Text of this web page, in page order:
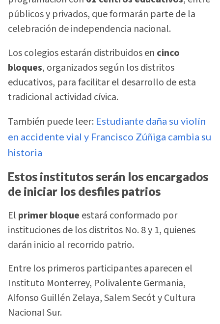
públicos y privados, que formarán parte de la
celebración de independencia nacional.
Los colegios estarán distribuidos en cinco
bloques, organizados según los distritos
educativos, para facilitar el desarrollo de esta
tradicional actividad cívica.
También puede leer: Estudiante daña su violín
en accidente vial y Francisco Zúñiga cambia su
historia
Estos institutos serán los encargados
de iniciar los desfiles patrios
El primer bloque estará conformado por
instituciones de los distritos No. 8 y 1, quienes
darán inicio al recorrido patrio.
Entre los primeros participantes aparecen el
Instituto Monterrey, Polivalente Germania,
Alfonso Guillén Zelaya, Salem Secót y Cultura
Nacional Sur.